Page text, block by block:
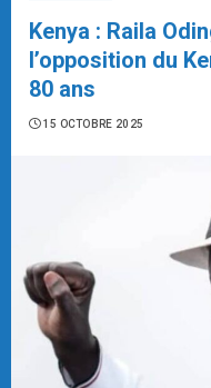
Kenya : Raila
l’opposition du
80 ans
15 OCTOBRE 2025